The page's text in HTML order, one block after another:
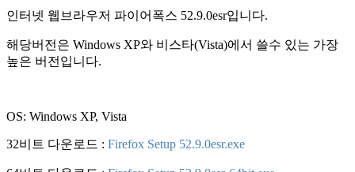
인터넷 웹브라우저 파이어폭스 52.9.0esr입니다.
해당버전은 Windows XP와 비스타(Vista)에서 쓸수 있는 가장
높은 버전입니다.
OS: Windows XP, Vista
32비트 다운로드 : Firefox Setup 52.9.0esr.exe